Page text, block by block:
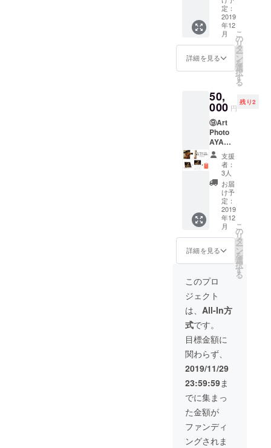
通常価
格より
1,000円
お得で
す。
けカレ
ンダー1
冊+銀鏡
神社お
守り
コース
・Art
Photo
影1時間
チケッ
ト ・卓
上カレ
ンダー
・壁掛
けカレ
ンダー
・銀鏡
神社お
守り 以
上の四
点をお
届けし
ます。
※消費税
10%・
す。 ※
通常価
格より
1,000円
お得で
す。 ※
チケッ
トの有
効期限
は1年で
す。
定：
2019
年12
月
詳細を見る
こ
の
リ
タ
ー
ン
を
選
択
す
る
50,
000 円
残り2
⑨Art
Photo
AYA撮
影1日
（5時
間)＋卓
上カレ
ンダー1
冊＋壁
掛けカ
レン
ダー1冊
+銀鏡神
社お守
りコー
ス ・Art
Photo
AYA撮
影1日(5
時間)チ
ケット
・卓上
カレン
ダー ・
壁掛け
カレン
ダー ・
銀鏡神
社お守
り 以上
の四点
をお届
けしま
す。 ※
支援
者：
3人
お届
け予
定：
2019
年12
月
詳細を見る
こ
の
リ
タ
ー
ン
を
選
択
す
る
このプロ
ジェクト
は、 All-In方
式です。
目標金額に
関わらず、
2019/11/29
23:59:59ま
でに集まっ
た金額が
ファンディ
ングされま